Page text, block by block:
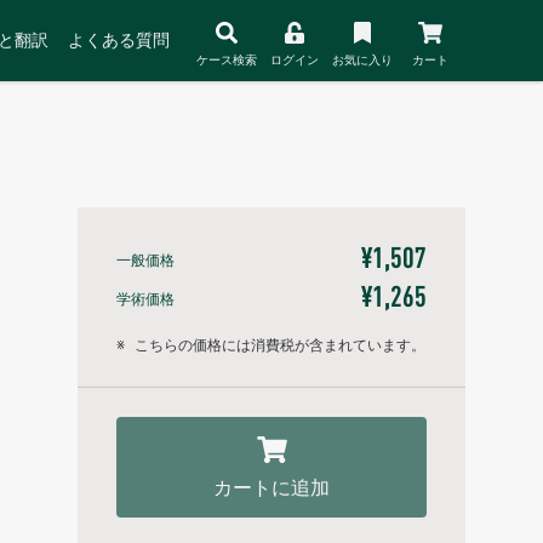
翻訳 よくある質問
ケース検索 ログイン お気に入り カート
一般価格 ¥1,507
学術価格 ¥1,265
※ こちらの価格には消費税が含まれています。
カートに追加